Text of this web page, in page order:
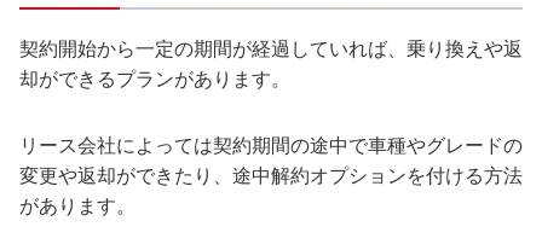
契約開始から一定の期間が経過していれば、乗り換えや返
却ができるプランがあります。
リース会社によっては契約期間の途中で車種やグレードの
変更や返却ができたり、途中解約オプションを付ける方法
があります。